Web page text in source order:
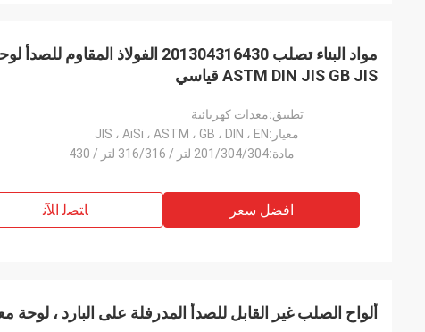
مواد البناء تصلب 201304316430
ASTM DIN JIS GB JIS قياسي
تطبيق:معدات كهربائية
معيار:JIS ، AiSi ، ASTM ، GB ، DIN ، EN
مادة:201/304/304 لتر / 316/316 لتر / 430
افضل سعر ﺎﺘﺼﻟ ﺍﻶﻧ
ألواح الصلب غير القابل للصدأ المدرفلة على البارد ، لوحة